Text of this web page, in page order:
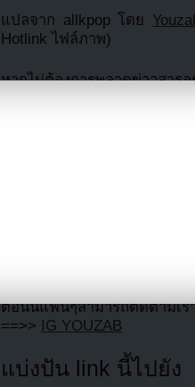
แปลจาก allkpop โดย
Hotlink ไฟล์ภาพ)
หากไม่ต้องการพลาดข่าวสาร
เลือกเห็นโพสต์ก่อน
ตอนนี้แฟนๆสามารถติดตามเ
==>> IG YOUZAB
แบ่งปัน link นี้ไปยัง